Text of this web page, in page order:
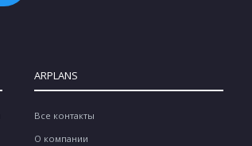
ARPLANS
Все контакты
О компании